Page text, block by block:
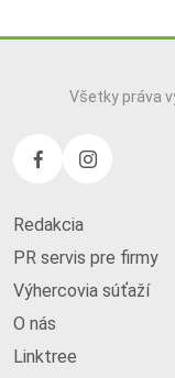
Všetky práva
Redakcia
PR servis pre firmy
Výhercovia súťaží
O nás
Linktree